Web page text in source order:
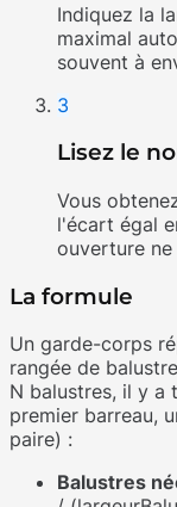
Indiquez la
maximal
souvent à
3
Lisez le
Vous
l'écart égal
ouverture
La formule
Un garde-corps
rangée de
N balustres, il y a
premier barreau,
paire) :
Balustres